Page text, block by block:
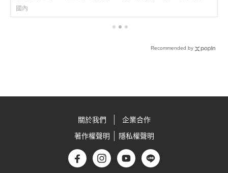
國內
Recommended by
關於我們
企業合作
著作權聲明
隱私權聲明